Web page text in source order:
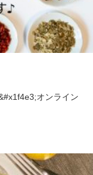
オンライン